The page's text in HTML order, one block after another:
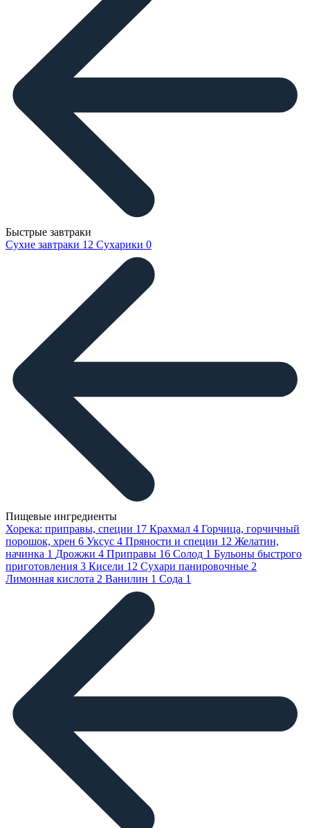
Быстрые завтраки
Сухие завтраки 12 Сухарики 0
Пищевые ингредиенты
Хорека: приправы, специи 17 Крахмал 4 Горчица, горчичный
порошок, хрен 6 Уксус 4 Пряности и специи 12 Желатин,
начинка 1 Дрожжи 4 Приправы 16 Солод 1 Бульоны быстрого
приготовления 3 Кисели 12 Сухари панировочные 2
Лимонная кислота 2 Ванилин 1 Сода 1